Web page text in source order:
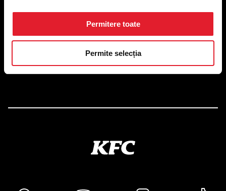
Permitere toate
Permite selecția
Restaurante
Adresă sediu: Bucureşti Sectorul 1, Calea Dorobanţilor, Nr.
CAMERA 5, Etaj 2